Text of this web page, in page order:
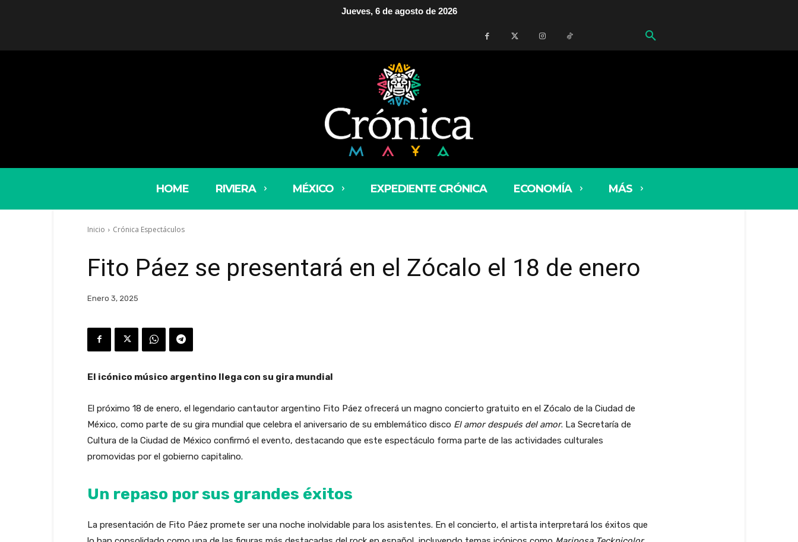
Jueves, 6 de agosto de 2026
HOME RIVIERA MÉXICO EXPEDIENTE CRÓNICA ECONOMÍA MÁS
Inicio Crónica Espectáculos
Fito Páez se presentará en el Zócalo el 18 de enero
Enero 3, 2025
El icónico músico argentino llega con su gira mundial
El próximo 18 de enero, el legendario cantautor argentino Fito Páez ofrecerá un magno concierto gratuito en el Zócalo de la Ciudad de
México, como parte de su gira mundial que celebra el aniversario de su emblemático disco El amor después del amor. La Secretaría de
Cultura de la Ciudad de México confirmó el evento, destacando que este espectáculo forma parte de las actividades culturales
promovidas por el gobierno capitalino.
Un repaso por sus grandes éxitos
La presentación de Fito Páez promete ser una noche inolvidable para los asistentes. En el concierto, el artista interpretará los éxitos que